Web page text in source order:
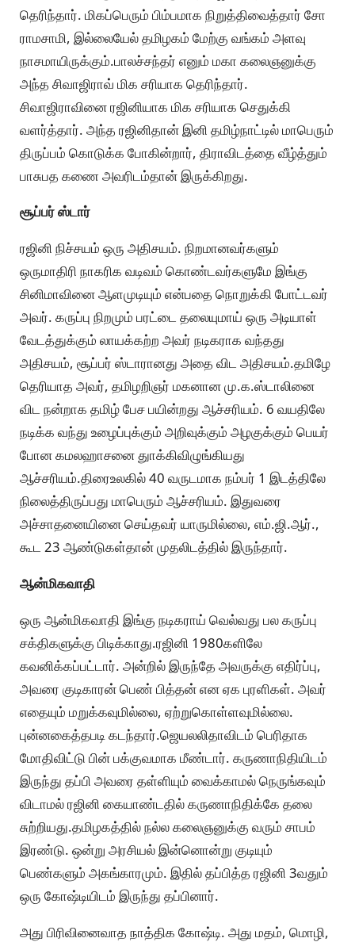
தெரிந்தார். மிகப்பெரும் பிம்பமாக நிறுத்திவைத்தார் சோ
ராமசாமி, இல்லையேல் தமிழகம் மேற்கு வங்கம் அளவு
நாசமாயிருக்கும்.பாலச்சந்தர் எனும் மகா கலைஞனுக்கு
அந்த சிவாஜிராவ் மிக சரியாக தெரிந்தார்.
சிவாஜிராவினை ரஜினியாக மிக சரியாக செதுக்கி
வளர்த்தார். அந்த ரஜினிதான் இனி தமிழ்நாட்டில் மாபெரும்
திருப்பம் கொடுக்க போகின்றார், திராவிடத்தை வீழ்த்தும்
பாசுபத கணை அவரிடம்தான் இருக்கிறது.
சூப்பர் ஸ்டார்
ரஜினி நிச்சயம் ஒரு அதிசயம். நிறமானவர்களும்
ஒருமாதிரி நாகரிக வடிவம் கொண்டவர்களுமே இங்கு
சினிமாவினை ஆளமுடியும் என்பதை நொறுக்கி போட்டவர்
அவர். கருப்பு நிறமும் பரட்டை தலையுமாய் ஒரு அடியாள்
வேடத்துக்கும் லாயக்கற்ற அவர் நடிகராக வந்தது
அதிசயம், சூப்பர் ஸ்டாரானது அதை விட அதிசயம்.தமிழே
தெரியாத அவர், தமிழறிஞர் மகனான மு.க.ஸ்டாலினை
விட நன்றாக தமிழ் பேச பயின்றது ஆச்சரியம். 6 வயதிலே
நடிக்க வந்து உழைப்புக்கும் அறிவுக்கும் அழகுக்கும் பெயர்
போன கமலஹாசனை துாக்கிவிழுங்கியது
ஆச்சரியம்.திரைஉலகில் 40 வருடமாக நம்பர் 1 இடத்திலே
நிலைத்திருப்பது மாபெரும் ஆச்சரியம். இதுவரை
அச்சாதனையினை செய்தவர் யாருமில்லை, எம்.ஜி.ஆர்.,
கூட 23 ஆண்டுகள்தான் முதலிடத்தில் இருந்தார்.
ஆன்மிகவாதி
ஒரு ஆன்மிகவாதி இங்கு நடிகராய் வெல்வது பல கருப்பு
சக்திகளுக்கு பிடிக்காது.ரஜினி 1980களிலே
கவனிக்கப்பட்டார். அன்றில் இருந்தே அவருக்கு எதிர்ப்பு,
அவரை குடிகாரன் பெண் பித்தன் என ஏக புரளிகள். அவர்
எதையும் மறுக்கவுமில்லை, ஏற்றுகொள்ளவுமில்லை.
புன்னகைத்தபடி கடந்தார்.ஜெயலலிதாவிடம் பெரிதாக
மோதிவிட்டு பின் பக்குவமாக மீண்டார். கருணாநிதியிடம்
இருந்து தப்பி அவரை தள்ளியும் வைக்காமல் நெருங்கவும்
விடாமல் ரஜினி கையாண்டதில் கருணாநிதிக்கே தலை
சுற்றியது.தமிழகத்தில் நல்ல கலைஞனுக்கு வரும் சாபம்
இரண்டு. ஒன்று அரசியல் இன்னொன்று குடியும்
பெண்களும் அகங்காரமும். இதில் தப்பித்த ரஜினி 3வதும்
ஒரு கோஷ்டியிடம் இருந்து தப்பினார்.
அது பிரிவினைவாத நாத்திக கோஷ்டி. அது மதம், மொழி,